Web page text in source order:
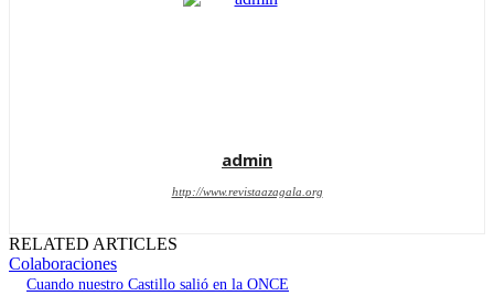
admin
http://www.revistaazagala.org
RELATED ARTICLES
Colaboraciones
Cuando nuestro Castillo salió en la ONCE